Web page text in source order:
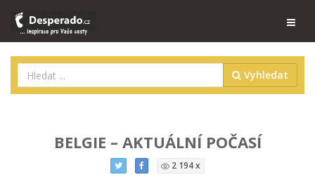
Vyhledat
BELGIE – AKTUÁLNÍ POČASÍ
2 194 x